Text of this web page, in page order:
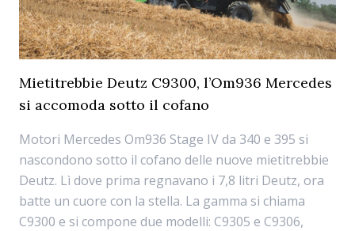
Mietitrebbie Deutz C9300, l’Om936 Mercedes
si accomoda sotto il cofano
Motori Mercedes Om936 Stage IV da 340 e 395 si
nascondono sotto il cofano delle nuove mietitrebbie
Deutz. Lì dove prima regnavano i 7,8 litri Deutz, ora
batte un cuore con la stella. La gamma si chiama
C9300 e si compone due modelli: C9305 e C9306,